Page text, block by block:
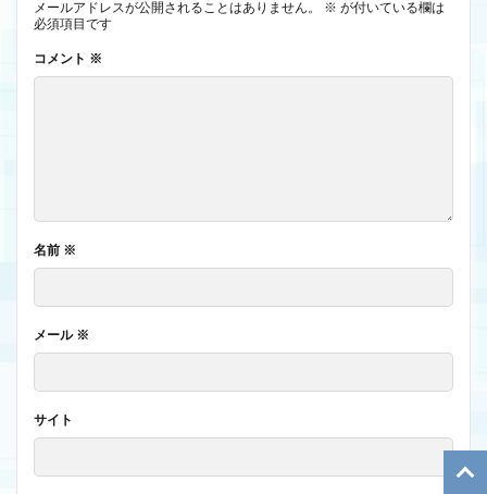
メールアドレスが公開されることはありません。 ※ が付いている欄は
必須項目です
コメント ※
名前 ※
メール ※
サイト